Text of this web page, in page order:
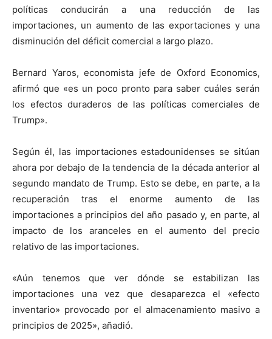
políticas conducirán a una reducción de las
importaciones, un aumento de las exportaciones y una
disminución del déficit comercial a largo plazo.
Bernard Yaros, economista jefe de Oxford Economics,
afirmó que «es un poco pronto para saber cuáles serán
los efectos duraderos de las políticas comerciales de
Trump».
Según él, las importaciones estadounidenses se sitúan
ahora por debajo de la tendencia de la década anterior al
segundo mandato de Trump. Esto se debe, en parte, a la
recuperación tras el enorme aumento de las
importaciones a principios del año pasado y, en parte, al
impacto de los aranceles en el aumento del precio
relativo de las importaciones.
«Aún tenemos que ver dónde se estabilizan las
importaciones una vez que desaparezca el «efecto
inventario» provocado por el almacenamiento masivo a
principios de 2025», añadió.